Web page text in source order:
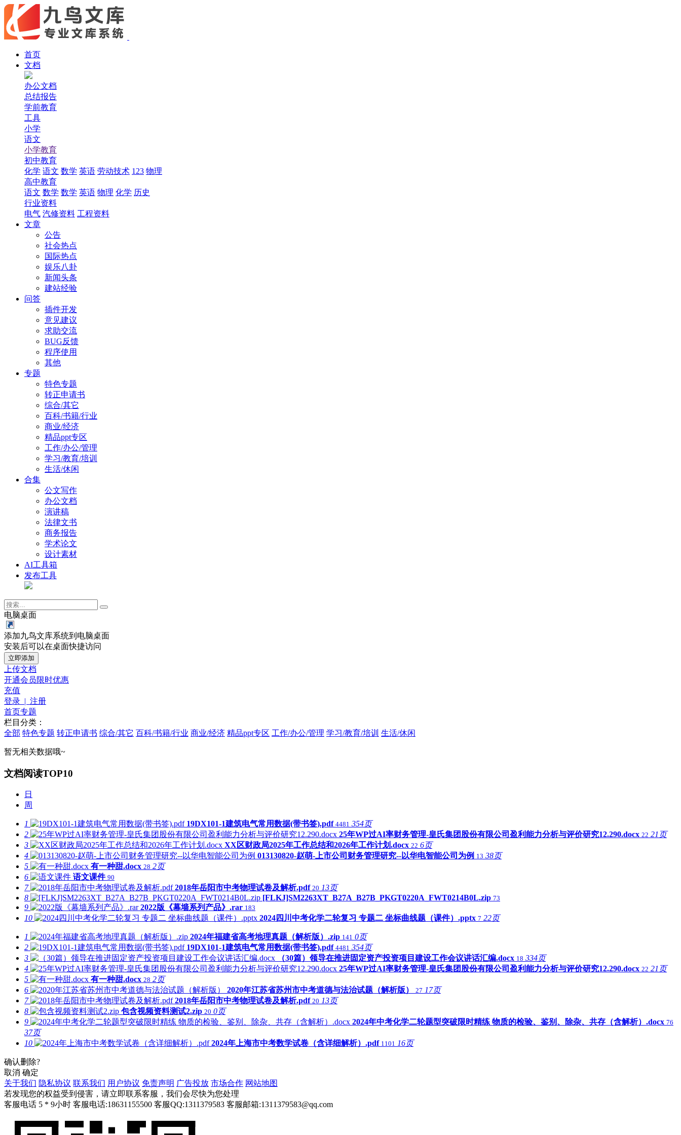
首页
文档
办公文档
总结报告
学前教育
工具
小学
语文
小学教育
初中教育
化学 语文 数学 英语 劳动技术 123 物理
高中教育
语文 数学 数学 英语 物理 化学 历史
行业资料
电气 汽修资料 工程资料
文章
公告
社会热点
国际热点
娱乐八卦
新闻头条
建站经验
问答
插件开发
意见建议
求助交流
BUG反馈
程序使用
其他
专题
特色专题
转正申请书
综合/其它
百科/书籍/行业
商业/经济
精品ppt专区
工作/办公/管理
学习/教育/培训
生活/休闲
合集
公文写作
办公文档
演讲稿
法律文书
商务报告
学术论文
设计素材
AI工具箱
发布工具
电脑桌面
添加九鸟文库系统到电脑桌面
安装后可以在桌面快捷访问
立即添加
上传文档
开通会员限时优惠
充值
登录 | 注册
首页专题
栏目分类：
全部 特色专题 转正申请书 综合/其它 百科/书籍/行业 商业/经济 精品ppt专区 工作/办公/管理 学习/教育/培训 生活/休闲
暂无相关数据哦~
文档阅读TOP10
日
周
1 19DX101-1建筑电气常用数据(带书签).pdf 4481 354页
2
25年WP过AI率财务管理-皇氏集团股份有限公司盈利能力分析与评价研究12.290.docx 22 21页
3
XX区财政局2025年工作总结和2026年工作计划.docx 22 6页
4
013130820-赵萌-上市公司财务管理研究--以华电智能公司为例 13 38页
5
有一种甜.docx 28 2页
6
语文课件 90
7 2018年岳阳市中考物理试卷及解析.pdf 20 13页
8
[FLKJ]SM2263XT_B27A_B27B_PKGT0220A_FWT0214B0L.zip 73
9 2022版《幕墙系列产品》.rar 183
10 2024四川中考化学二轮复习 专题二 坐标曲线题（课件）.pptx 7 22页
1 2024年福建省高考地理真题（解析版）.zip 141 0页
2
19DX101-1建筑电气常用数据(带书签).pdf 4481 354页
3
（30篇）领导在推进固定资产投资项目建设工作会议讲话汇编.docx 18 334页
4
25年WP过AI率财务管理-皇氏集团股份有限公司盈利能力分析与评价研究12.290.docx 22 21页
5
有一种甜.docx 28 2页
6
2020年江苏省苏州市中考道德与法治试题（解析版） 27 17页
7
2018年岳阳市中考物理试卷及解析.pdf 20 13页
8
包含视频资料测试2.zip 20 0页
9
2024年中考化学二轮题型突破限时精练 物质的检验、鉴别、除杂、共存（含解析）.docx 76
37页
10
2024年上海市中考数学试卷（含详细解析）.pdf 1101 16页
确认删除?
取消 确定
关于我们 隐私协议 联系我们 用户协议 免责声明 广告投放 市场合作 网站地图
若发现您的权益受到侵害，请立即联系客服，我们会尽快为您处理
客服电话 5 * 9小时 客服电话:18631155500 客服QQ:1311379583 客服邮箱:1311379583@qq.com